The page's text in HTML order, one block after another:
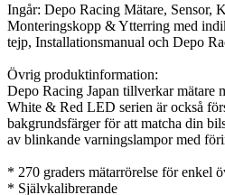
Ingår: Depo Racing Mätare, Sensor,
Monteringskopp & Ytterring med
tejp, Installationsmanual och Depo
Övrig produktinformation:
Depo Racing Japan tillverkar mätare
White & Red LED serien är också
bakgrundsfärger för att matcha din
av blinkande varningslampor med
* 270 graders mätarrörelse för enkel
* Självkalibrerande